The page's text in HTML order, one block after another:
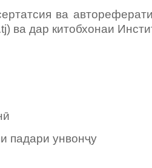
ва автореферати
ва дар китобхонаи
падари унвонҷу